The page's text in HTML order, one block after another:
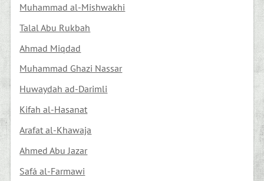
Muhammad al-Mishwakhi
Talal Abu Rukbah
Ahmad Miqdad
Muhammad Ghazi Nassar
Huwaydah ad-Darimli
Kifah al-Hasanat
Arafat al-Khawaja
Ahmed Abu Jazar
Safá al-Farmawi